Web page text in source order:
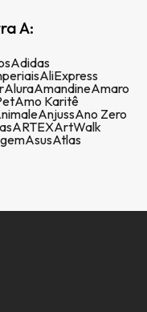
A:
Adidas
AliExpress
AluraAmandineAmaro
Amo Karitê
AnjussAno Zero
ARTEXArtWalk
AsusAtlas